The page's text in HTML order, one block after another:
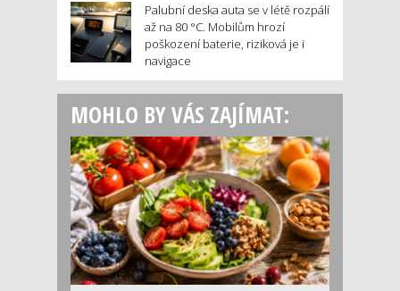
Palubní deska auta se v létě rozpálí
až na 80 °C. Mobilům hrozí
poškození baterie, riziková je i
navigace
MOHLO BY VÁS ZAJÍMAT: